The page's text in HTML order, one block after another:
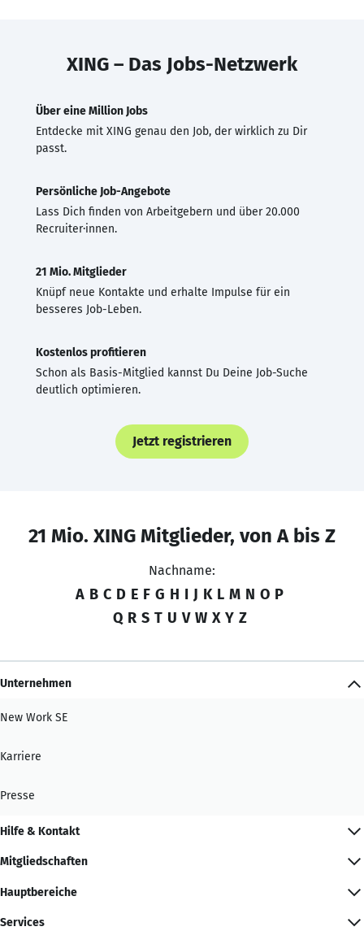
XING – Das Jobs-Netzwerk
Über eine Million Jobs
Entdecke mit XING genau den Job, der wirklich zu Dir
passt.
Persönliche Job-Angebote
Lass Dich finden von Arbeitgebern und über 20.000
Recruiter·innen.
21 Mio. Mitglieder
Knüpf neue Kontakte und erhalte Impulse für ein
besseres Job-Leben.
Kostenlos profitieren
Schon als Basis-Mitglied kannst Du Deine Job-Suche
deutlich optimieren.
Jetzt registrieren
21 Mio. XING Mitglieder, von A bis Z
Nachname:
A B C D E F G H I J K L M N O P
Q R S T U V W X Y Z
Unternehmen
New Work SE
Karriere
Presse
Hilfe & Kontakt
Mitgliedschaften
Hauptbereiche
Services